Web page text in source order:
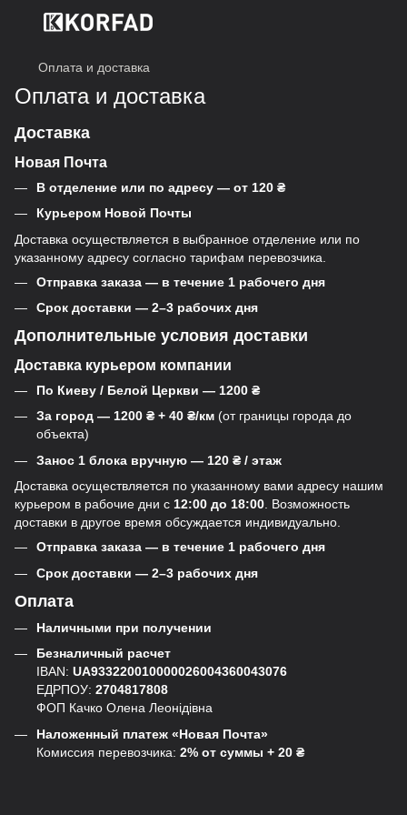
Оплата и доставка
Оплата и доставка
Доставка
Новая Почта
В отделение или по адресу — от 120 ₴
Курьером Новой Почты
Доставка осуществляется в выбранное отделение или по
указанному адресу согласно тарифам перевозчика.
Отправка заказа — в течение 1 рабочего дня
Срок доставки — 2–3 рабочих дня
Дополнительные условия доставки
Доставка курьером компании
По Киеву / Белой Церкви — 1200 ₴
За город — 1200 ₴ + 40 ₴/км (от границы города до
объекта)
Занос 1 блока вручную — 120 ₴ / этаж
Доставка осуществляется по указанному вами адресу нашим
курьером в рабочие дни с 12:00 до 18:00 . Возможность
доставки в другое время обсуждается индивидуально.
Отправка заказа — в течение 1 рабочего дня
Срок доставки — 2–3 рабочих дня
Оплата
Наличными при получении
Безналичный расчет
IBAN: UA933220010000026004360043076
ЕДРПОУ: 2704817808
ФОП Качко Олена Леонідівна
Наложенный платеж «Новая Почта»
Комиссия перевозчика: 2% от суммы + 20 ₴